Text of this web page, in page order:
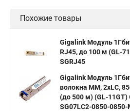
sfp 10 модуль sfp 1 25
sfp 1000 комплект sfp sfp rj 45
Похожие товары
Gigalink Модуль
RJ45, до 100 м (GL-
SGRJ45
Gigalink Модуль
волокна МM, 2xLC,
(до 500 м) (GL-11GT)
SG07LC2-0850-0850-